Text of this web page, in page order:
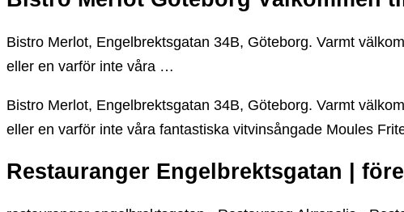
Bistro Merlot, Engelbrektsgatan 34B, Göteborg. Varmt
eller en varför inte våra …
Bistro Merlot, Engelbrektsgatan 34B, Göteborg. Varmt
eller en varför inte våra fantastiska vitvinsångade Moules
Restauranger Engelbrektsgatan |